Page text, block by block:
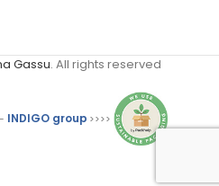
Gassu. All rights reserved
INDIGO group >>>>